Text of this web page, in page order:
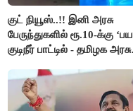
குட் நியூஸ்..!! இனி அரசு
பேருந்துகளில் ரூ.10-க்கு
குடிநீர் பாட்டில் - தமிழக அரசு